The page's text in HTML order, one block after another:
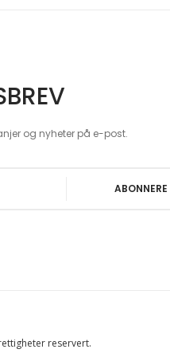
og nyheter på e-post.
ABONNERE
reservert.